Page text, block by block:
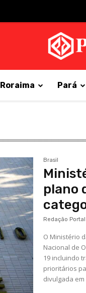
Roraima Pará
Brasil
plano
Redação
O Ministério
Nacional de
19 incluindo
prioritários